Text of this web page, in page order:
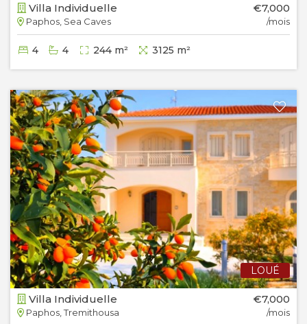
Villa Individuelle
Paphos, Sea Caves
€7,000
/mois
4 4 244 m² 3125 m²
LOUÉ
Villa Individuelle
Paphos, Tremithousa
€7,000
/mois